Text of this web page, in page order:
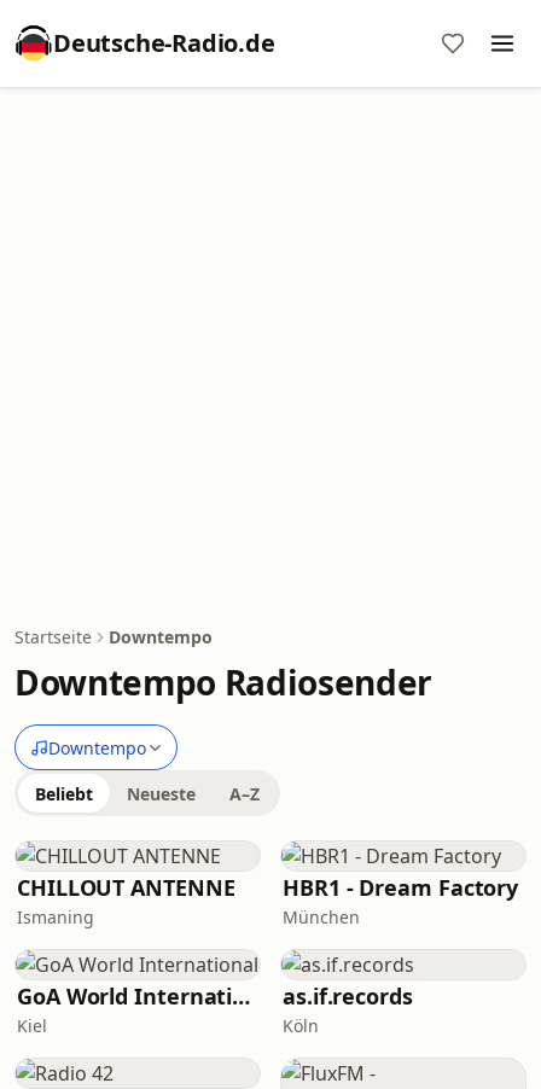
Deutsche-Radio.de
Startseite Downtempo
Downtempo Radiosender
Downtempo
Beliebt Neueste A–Z
CHILLOUT ANTENNE
Ismaning
HBR1 - Dream Factory
München
GoA World International
Kiel
as.if.records
Köln